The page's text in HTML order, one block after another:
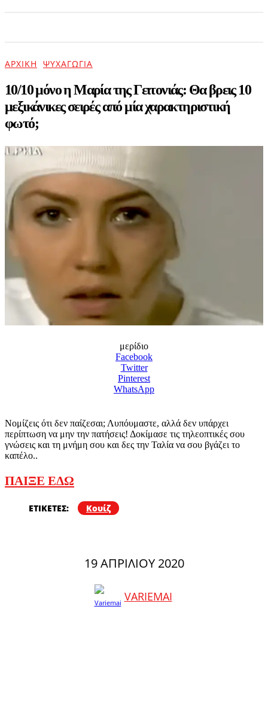
ΑΡΧΙΚΉ ΨΥΧΑΓΩΓΊΑ
10/10 μόνο η Μαρία της Γειτονιάς: Θα βρεις 10
μεξικάνικες σειρές από μία χαρακτηριστική
φωτό;
μερίδιο
Facebook
Twitter
Pinterest
WhatsApp
Νομίζεις ότι δεν παίζεσαι; Λυπόυμαστε, αλλά δεν υπάρχει
περίπτωση να μην την πατήσεις! Δοκίμασε τις τηλεοπτικές σου
γνώσεις και τη μνήμη σου και δες την Ταλία να σου βγάζει το
καπέλο..
ΠΑΙΞΕ ΕΔΩ
ΕΤΙΚΕΤΕΣ: Κουίζ
19 ΑΠΡΙΛΊΟΥ 2020
VARIEMAI